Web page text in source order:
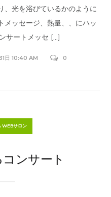
、光を浴びているかのように
メッセージ、熱量、、にハッ
サートメッセ […]
日 10:40 AM 0
サロン
ンサート